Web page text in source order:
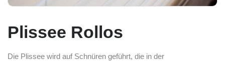
Plissee Rollos
Die Plissee wird auf Schnüren geführt, die in der